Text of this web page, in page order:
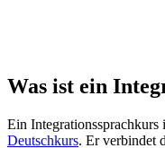
Was ist ein
Ein
Deutschkurs. Er verbindet